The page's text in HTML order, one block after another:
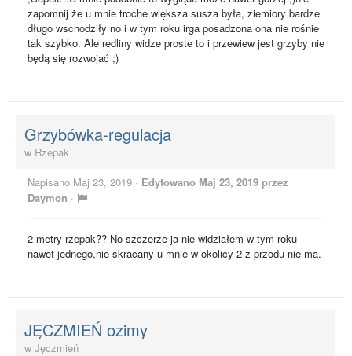
zapomnij że u mnie troche większa susza była, ziemiory bardze
długo wschodziły no i w tym roku irga posadzona ona nie rośnie
tak szybko. Ale redliny widze proste to i przewiew jest grzyby nie
będą się rozwojać ;)
Grzybówka-regulacja
w Rzepak
Napisano Maj 23, 2019 · Edytowano Maj 23, 2019 przez
Daymon ·
2 metry rzepak?? No szczerze ja nie widziałem w tym roku
nawet jednego,nie skracany u mnie w okolicy 2 z przodu nie ma.
JĘCZMIEŃ ozimy
w Jęczmień